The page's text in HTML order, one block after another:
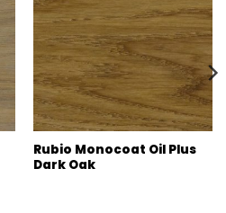
Rubio Monocoat Oil Plus
Dark Oak